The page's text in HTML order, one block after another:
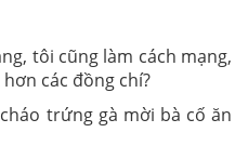
tôi cũng làm cách mạng,
các đồng chí?
trứng gà mời bà cố ăn